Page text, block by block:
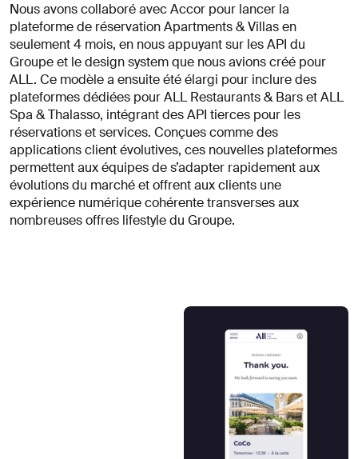
Nous avons collaboré avec Accor pour lancer la
plateforme de réservation Apartments & Villas en
seulement 4 mois, en nous appuyant sur les API du
Groupe et le design system que nous avions créé pour
ALL. Ce modèle a ensuite été élargi pour inclure des
plateformes dédiées pour ALL Restaurants & Bars et ALL
Spa & Thalasso, intégrant des API tierces pour les
réservations et services. Conçues comme des
applications client évolutives, ces nouvelles plateformes
permettent aux équipes de s’adapter rapidement aux
évolutions du marché et offrent aux clients une
expérience numérique cohérente transverses aux
nombreuses offres lifestyle du Groupe.